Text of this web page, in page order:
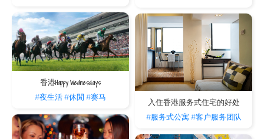
香港Happy Wednesdays
#夜生活#休閒 #赛马
入住香港服务式住宅的好处
#服务式公寓 #客户服务团队